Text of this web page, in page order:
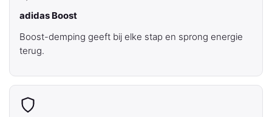
adidas Boost
Boost-demping geeft bij elke stap en sprong energie
terug.